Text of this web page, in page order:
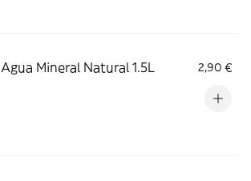
Agua Mineral Natural 1.5L 2,90 €